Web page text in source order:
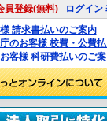
員登録(無料) ログイン
請求書払いのご案内
のお客様 校費・公費
客様 科研費払いのご